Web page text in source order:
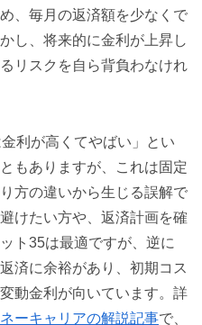
、毎月の返済額を少なくで
し、将来的に金利が上昇し
リスクを自ら背負わなけれ
利が高くてやばい」とい
もありますが、これは固定
方の違いから生じる誤解で
けたい方や、返済計画を確
ト35は最適ですが、逆に
済に余裕があり、初期コス
動金利が向いています。詳
ーキャリアの解説記事で、